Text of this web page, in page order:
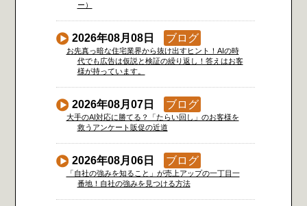
ー）
2026年08月08日 ブログ
お先真っ暗な住宅業界から抜け出すヒント！AIの時
代でも広告は仮説と検証の繰り返し！答えはお客
様が持っています。
2026年08月07日 ブログ
大手のAI対応に勝てる？「たらい回し」のお客様を
救うアンケート販促の近道
2026年08月06日 ブログ
「自社の強みを知ること」が売上アップの一丁目一
番地！自社の強みを見つける方法